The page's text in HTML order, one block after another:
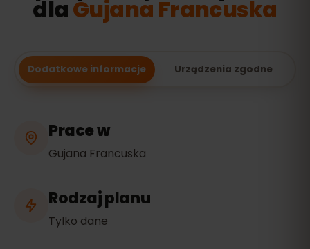
dlaGujana Francuska
Dodatkowe informacje Urządzenia zgodne
Prace w
Gujana Francuska
Rodzaj planu
Tylko dane